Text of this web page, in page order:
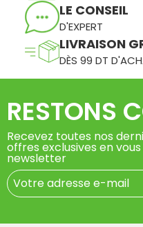
LE CONSEIL
D'EXPERT
LIVRAISON
DÈS 99 DT
RESTONS
Recevez toutes nos
offres exclusives en
newsletter